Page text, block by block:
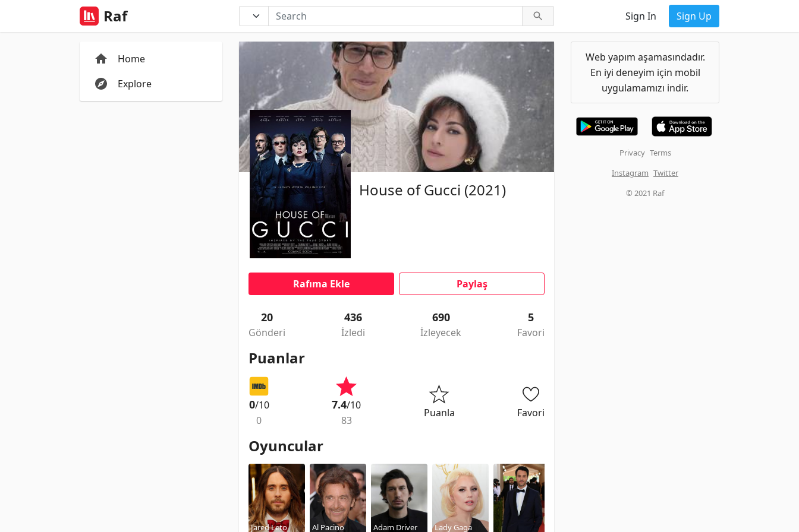
Raf Sign In Sign Up
Home
Explore
House of Gucci (2021)
Rafıma Ekle Paylaş
20
Gönderi
436
İzledi
690
İzleyecek
5
Favori
Puanlar
0/10
0
7.4/10
83
Puanla Favori
Oyuncular
Jared Leto Al Pacino Adam Driver Lady Gaga
Web yapım aşamasındadır.
En iyi deneyim için mobil
uygulamamızı indir.
Privacy Terms
Instagram Twitter
© 2021 Raf